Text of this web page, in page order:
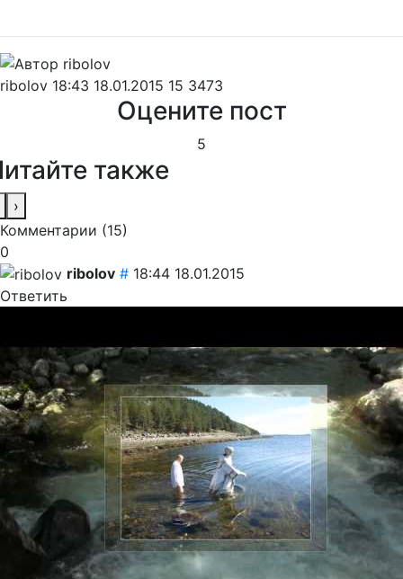
ribolov 18:43 18.01.2015 15 3473
Оцените пост
5
также
›
Комментарии (15)
0
ribolov # 18:44 18.01.2015
Ответить